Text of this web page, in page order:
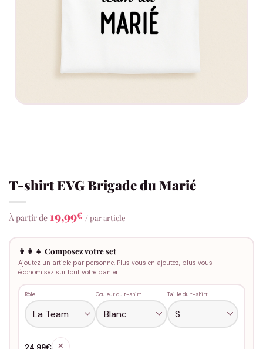
T-shirt EVG Brigade du Marié
À partir de 19,99€ / par article
👨‍👩‍👧 Composez votre set
Ajoutez un article par personne. Plus vous en ajoutez, plus vous
économisez sur tout votre panier.
Rôle Couleur du t-shirt Taille du t-shirt
✕